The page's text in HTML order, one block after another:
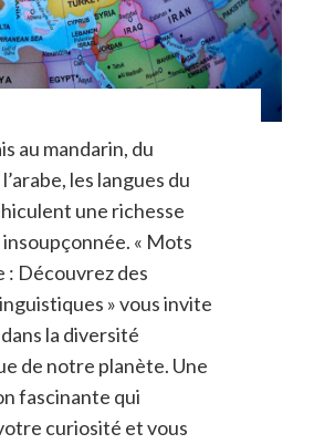
au mandarin, du
les langues du
une richesse
« Mots
: Découvrez des
» vous invite
la diversité
de notre planète. Une
fascinante qui
curiosité et vous